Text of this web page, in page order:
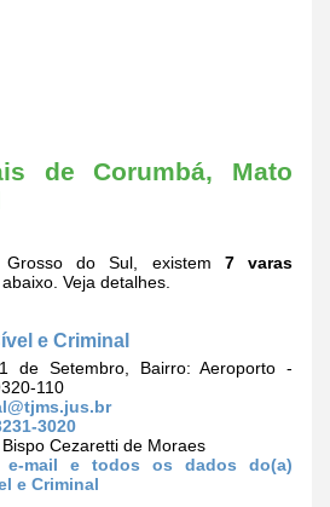
de Corumbá, Mato
do Sul, existem 7 varas
Veja detalhes.
e Criminal
de Setembro, Bairro: Aeroporto -
110
3020
Cezaretti de Moraes
e-mail e todos os dados do(a)
e Criminal